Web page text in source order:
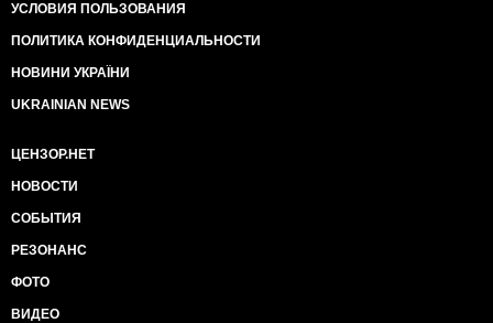
УСЛОВИЯ ПОЛЬЗОВАНИЯ
ПОЛИТИКА КОНФИДЕНЦИАЛЬНОСТИ
НОВИНИ УКРАЇНИ
UKRAINIAN NEWS
ЦЕНЗОР.НЕТ
НОВОСТИ
СОБЫТИЯ
РЕЗОНАНС
ФОТО
ВИДЕО